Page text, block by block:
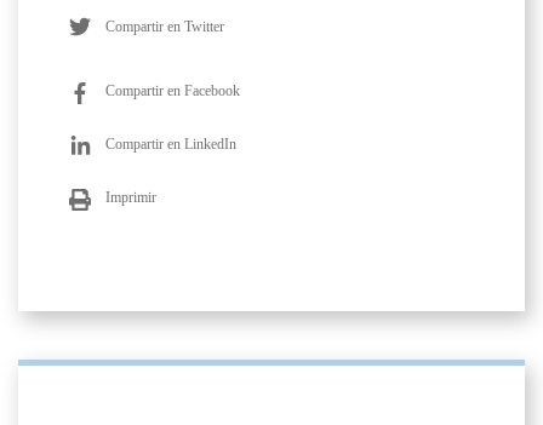
Compartir en Twitter
Compartir en Facebook
Compartir en LinkedIn
Imprimir